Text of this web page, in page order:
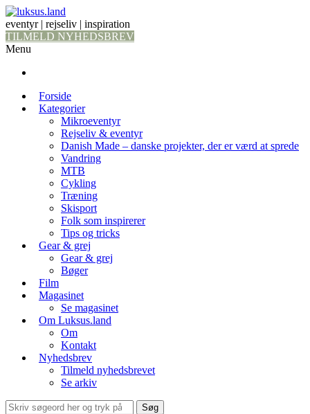
eventyr | rejseliv | inspiration
TILMELD NYHEDSBREV
Menu
Forside
Kategorier
Mikroeventyr
Rejseliv & eventyr
Danish Made – danske projekter, der er værd at sprede
Vandring
MTB
Cykling
Træning
Skisport
Folk som inspirerer
Tips og tricks
Gear & grej
Gear & grej
Bøger
Film
Magasinet
Se magasinet
Om Luksus.land
Om
Kontakt
Nyhedsbrev
Tilmeld nyhedsbrevet
Se arkiv